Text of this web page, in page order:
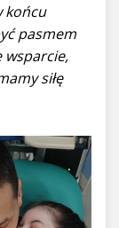
końcu
pasmem
wsparcie,
siłę